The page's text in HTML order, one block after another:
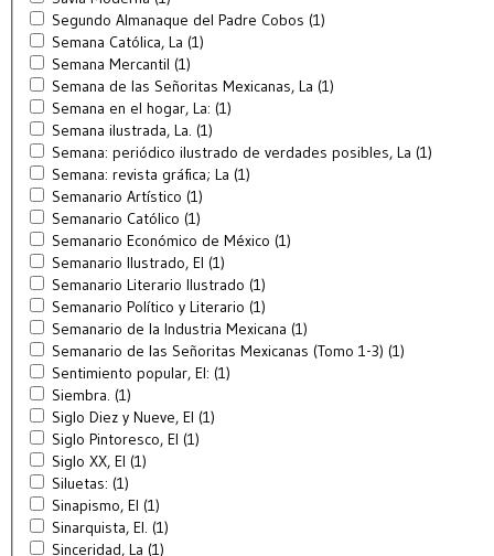
Segundo Almanaque del Padre Cobos (1)
Semana Católica, La (1)
Semana Mercantil (1)
Semana de las Señoritas Mexicanas, La (1)
Semana en el hogar, La: (1)
Semana ilustrada, La. (1)
Semana: periódico ilustrado de verdades posibles, La (1)
Semana: revista gráfica; La (1)
Semanario Artístico (1)
Semanario Católico (1)
Semanario Económico de México (1)
Semanario Ilustrado, El (1)
Semanario Literario Ilustrado (1)
Semanario Político y Literario (1)
Semanario de la Industria Mexicana (1)
Semanario de las Señoritas Mexicanas (Tomo 1-3) (1)
Sentimiento popular, El: (1)
Siembra. (1)
Siglo Diez y Nueve, El (1)
Siglo Pintoresco, El (1)
Siglo XX, El (1)
Siluetas: (1)
Sinapismo, El (1)
Sinarquista, El. (1)
Sinceridad, La (1)